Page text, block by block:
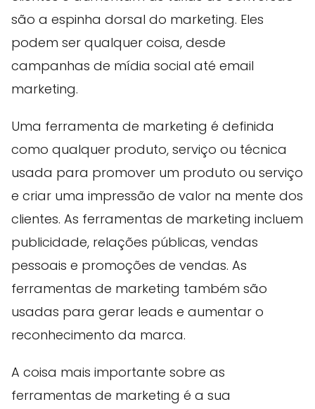
são a espinha dorsal do marketing. Eles
podem ser qualquer coisa, desde
campanhas de mídia social até email
marketing.
Uma ferramenta de marketing é definida
como qualquer produto, serviço ou técnica
usada para promover um produto ou serviço
e criar uma impressão de valor na mente dos
clientes. As ferramentas de marketing incluem
publicidade, relações públicas, vendas
pessoais e promoções de vendas. As
ferramentas de marketing também são
usadas para gerar leads e aumentar o
reconhecimento da marca.
A coisa mais importante sobre as
ferramentas de marketing é a sua